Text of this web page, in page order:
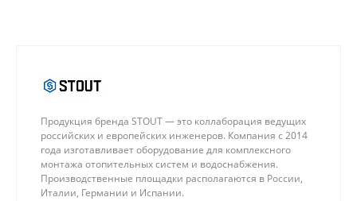
Продукция бренда STOUT — это коллаборация ведущих
российских и европейских инженеров. Компания с 2014
года изготавливает оборудование для комплексного
монтажа отопительных систем и водоснабжения.
Производственные площадки располагаются в России,
Италии, Германии и Испании.